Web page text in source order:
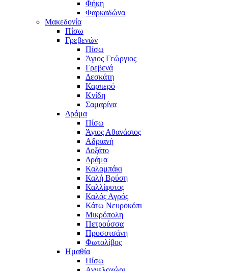
Φήκη
Φαρκαδώνα
Μακεδονία
Πίσω
Γρεβενών
Πίσω
Άγιος Γεώργιος
Γρεβενά
Δεσκάτη
Καρπερό
Κνίδη
Σαμαρίνα
Δράμα
Πίσω
Άγιος Αθανάσιος
Αδριανή
Δοξάτο
Δράμα
Καλαμπάκι
Καλή Βρύση
Καλλίφυτος
Καλός Αγρός
Κάτω Νευροκόπι
Μικρόπολη
Πετρούσσα
Προσοτσάνη
Φωτολίβος
Ημαθία
Πίσω